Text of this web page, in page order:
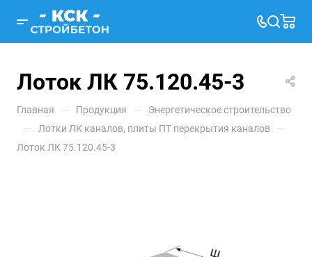
Лоток ЛК 75.120.45-3
Главная — Продукция — Энергетическое строительство
— Лотки ЛК каналов, плиты ПТ перекрытия каналов —
Лоток ЛК 75.120.45-3